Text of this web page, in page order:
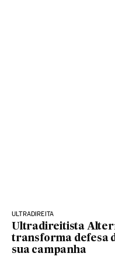
ULTRADIREITA
Ultradireitista
transforma defesa
sua campanha